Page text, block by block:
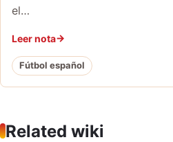
el…
Leer nota
Fútbol español
Related wiki